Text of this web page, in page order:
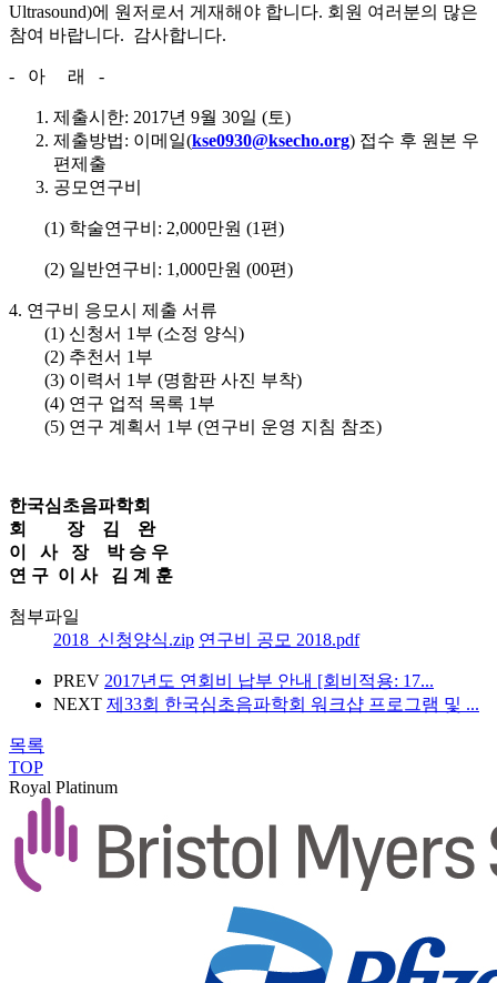
Ultrasound)에 원저로서 게재해야 합니다. 회원 여러분의 많은
참여 바랍니다. 감사합니다.
- 아 래 -
제출시한: 2017년 9월 30일 (토)
제출방법: 이메일(kse0930@ksecho.org) 접수 후 원본 우
편제출
공모연구비
(1) 학술연구비: 2,000만원 (1편)
(2) 일반연구비: 1,000만원 (00편)
4. 연구비 응모시 제출 서류
(1) 신청서 1부 (소정 양식)
(2) 추천서 1부
(3) 이력서 1부 (명함판 사진 부착)
(4) 연구 업적 목록 1부
(5) 연구 계획서 1부 (연구비 운영 지침 참조)
한국심초음파학회
회 장 김 완
이 사 장 박 승 우
연 구 이 사 김 계 훈
첨부파일
2018_신청양식.zip 연구비 공모 2018.pdf
PREV 2017년도 연회비 납부 안내 [회비적용: 17...
NEXT 제33회 한국심초음파학회 워크샵 프로그램 및 ...
목록
TOP
Royal Platinum